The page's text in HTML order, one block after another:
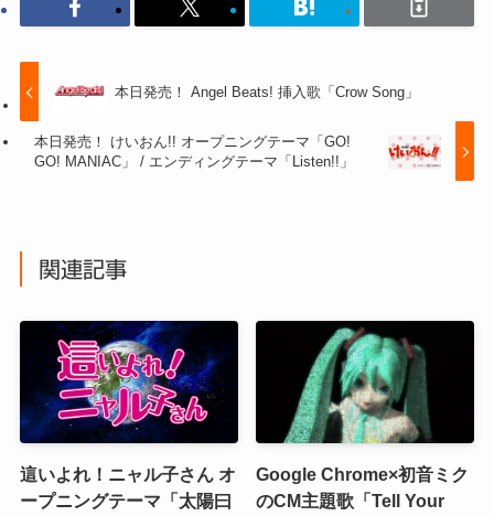
本日発売！ Angel Beats! 挿入歌「Crow Song」
本日発売！ けいおん!! オープニングテーマ「GO!
GO! MANIAC」 / エンディングテーマ「Listen!!」
関連記事
這いよれ！ニャル子さん オ
ープニングテーマ「太陽曰
Google Chrome×初音ミク
のCM主題歌「Tell Your